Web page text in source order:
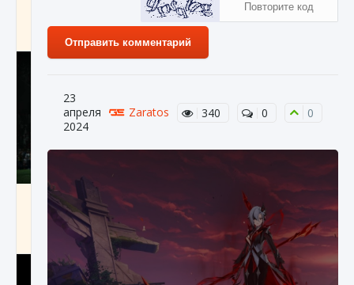
игре Creatures of Ava
Как исправить ошибку EA FC 25 beta,
которая не работает
9 августа 2024 0 0
Отправить комментарий
23
апреля
2024
Zaratos 340 0 0